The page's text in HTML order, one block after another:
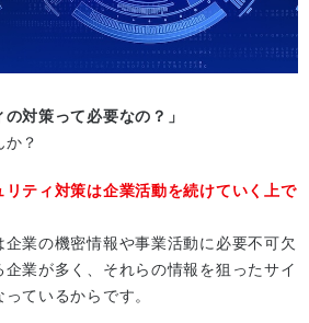
対策って必要なの？」
？
ティ対策は企業活動を続けていく上で
業の機密情報や事業活動に必要不可欠
業が多く、それらの情報を狙ったサイ
ているからです。